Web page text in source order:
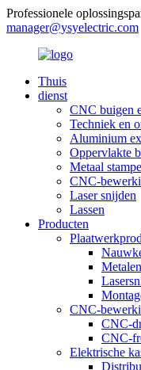
Professionele
manager@ysyelectric.com
Thuis
dienst
CNC buigen
Techniek en
Aluminium
Oppervlakte
Metaal
CNC-
Laser snijden
Lassen
Producten
CNC-
CNC-
CNC-
Elektrische